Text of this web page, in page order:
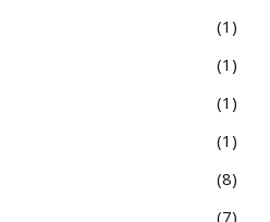
1
1
1
1
8
7